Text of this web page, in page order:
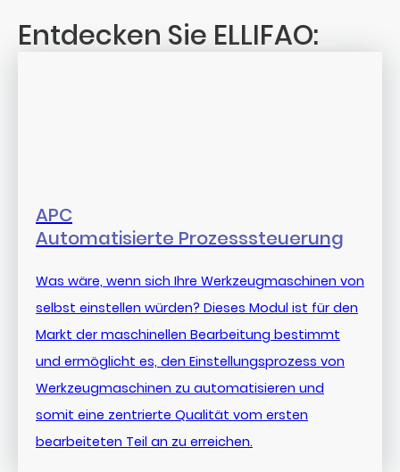
Entdecken Sie ELLIFAO:
APC
Automatisierte Prozesssteuerung
Was wäre, wenn sich Ihre Werkzeugmaschinen von
selbst einstellen würden? Dieses Modul ist für den
Markt der maschinellen Bearbeitung bestimmt
und ermöglicht es, den Einstellungsprozess von
Werkzeugmaschinen zu automatisieren und
somit eine zentrierte Qualität vom ersten
bearbeiteten Teil an zu erreichen.